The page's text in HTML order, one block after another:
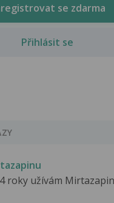
se zdarma
Přihlásit se
roky užívám